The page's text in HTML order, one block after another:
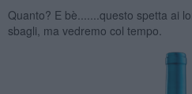
Quanto? E bè.......questo spetta ai
sbagli, ma vedremo col tempo.